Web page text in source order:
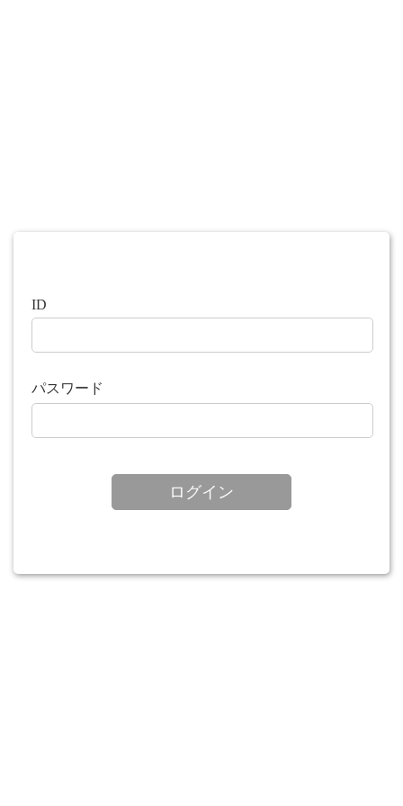
ID
パスワード